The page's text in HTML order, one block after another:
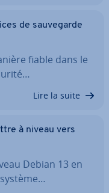
de sau­ve­garde
fiable dans le
Lire la suite
à niveau vers
Debian 13 en